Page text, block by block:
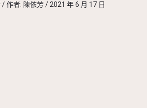
/ 作者: 陳依芳/2021 年 6 月 17 日